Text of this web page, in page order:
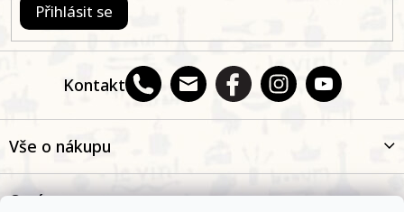
Kontakt
Přihlásit se
Vše o nákupu
O nás